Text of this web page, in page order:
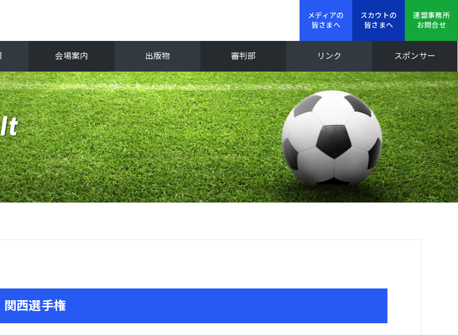
メディアの
皆さまへ
スカウトの
皆さまへ
連盟事務所
お問合せ
関西選手権 新人大会 Iリーグ
会場案内 出版物 審判部 リンク スポンサー
関西選手権